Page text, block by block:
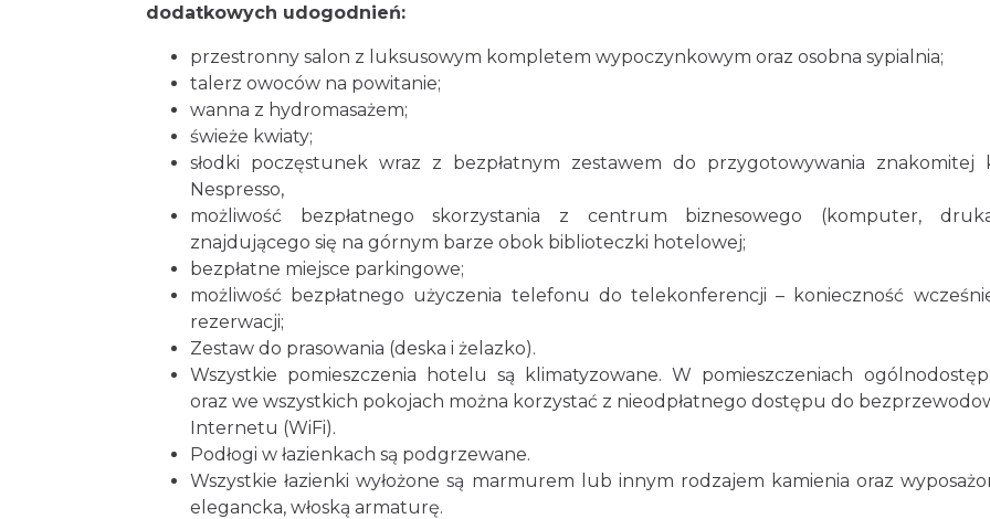
dodatkowych udogodnień:
przestronny salon z luksusowym kompletem wypoczynkowym oraz osobna sypialnia;
talerz owoców na powitanie;
wanna z hydromasażem;
świeże kwiaty;
słodki poczęstunek wraz z bezpłatnym zestawem do przygotowywania znakomitej
Nespresso,
możliwość bezpłatnego skorzystania z centrum biznesowego (komputer,
znajdującego się na górnym barze obok biblioteczki hotelowej;
bezpłatne miejsce parkingowe;
możliwość bezpłatnego użyczenia telefonu do telekonferencji – konieczność
rezerwacji;
Zestaw do prasowania (deska i żelazko).
Wszystkie pomieszczenia hotelu są klimatyzowane. W pomieszczeniach
oraz we wszystkich pokojach można korzystać z nieodpłatnego dostępu do
Internetu (WiFi).
Podłogi w łazienkach są podgrzewane.
Wszystkie łazienki wyłożone są marmurem lub innym rodzajem kamienia oraz
elegancka, włoską armaturę.